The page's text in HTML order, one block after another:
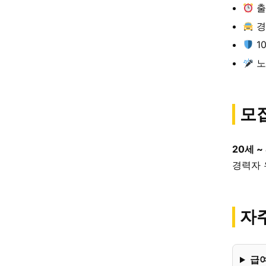
모
20세 ~
경력자
자
급